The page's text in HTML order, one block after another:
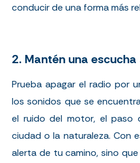
conducir de una forma más
2. Mantén una
Prueba apagar el radio por
los sonidos que se
el ruido del motor, el
ciudad o la naturaleza. Con
alerta de tu camino, sino